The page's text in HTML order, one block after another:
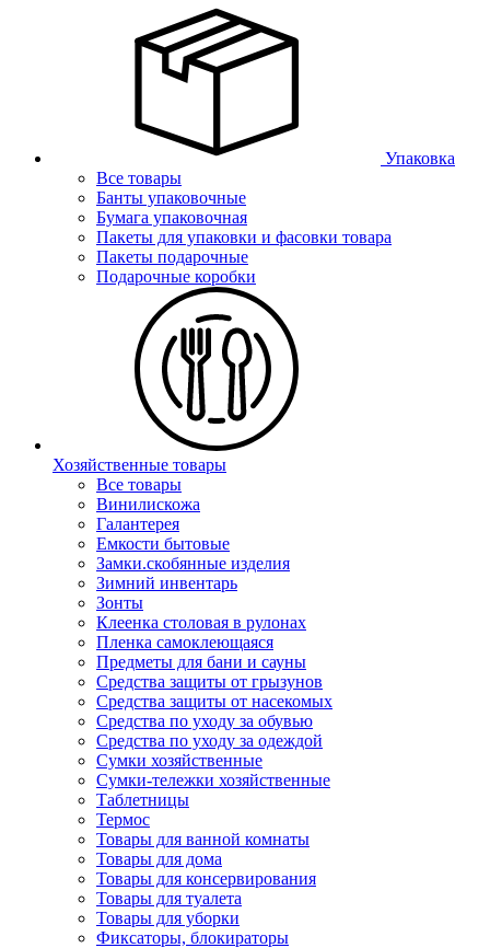
Упаковка
Все товары
Банты упаковочные
Бумага упаковочная
Пакеты для упаковки и фасовки товара
Пакеты подарочные
Подарочные коробки
Хозяйственные товары
Все товары
Винилискожа
Галантерея
Емкости бытовые
Замки.скобянные изделия
Зимний инвентарь
Зонты
Клеенка столовая в рулонах
Пленка самоклеющаяся
Предметы для бани и сауны
Средства защиты от грызунов
Средства защиты от насекомых
Средства по уходу за обувью
Средства по уходу за одеждой
Сумки хозяйственные
Сумки-тележки хозяйственные
Таблетницы
Термос
Товары для ванной комнаты
Товары для дома
Товары для консервирования
Товары для туалета
Товары для уборки
Фиксаторы, блокираторы